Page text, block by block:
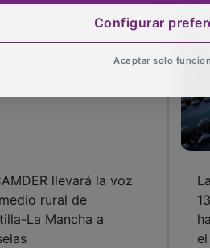
llevará la voz
rural de
La Mancha a
Configurar
Aceptar solo